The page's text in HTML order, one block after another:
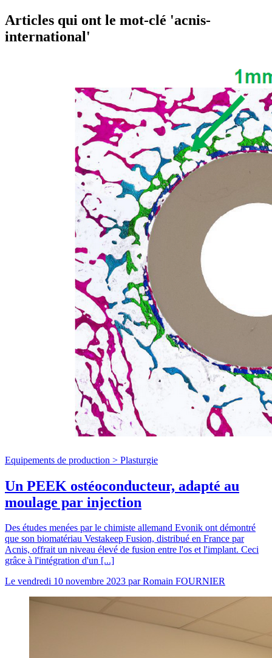
Articles qui ont le mot-clé 'acnis-
international'
Equipements de production > Plasturgie
Un PEEK ostéoconducteur, adapté au
moulage par injection
Des études menées par le chimiste allemand Evonik ont démontré
que son biomatériau Vestakeep Fusion, distribué en France par
Acnis, offrait un niveau élevé de fusion entre l'os et l'implant. Ceci
grâce à l'intégration d'un [...]
Le vendredi 10 novembre 2023 parRomain FOURNIER